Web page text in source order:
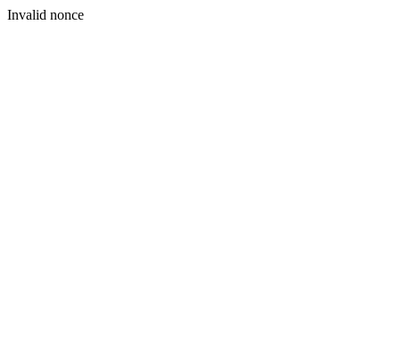
Invalid nonce